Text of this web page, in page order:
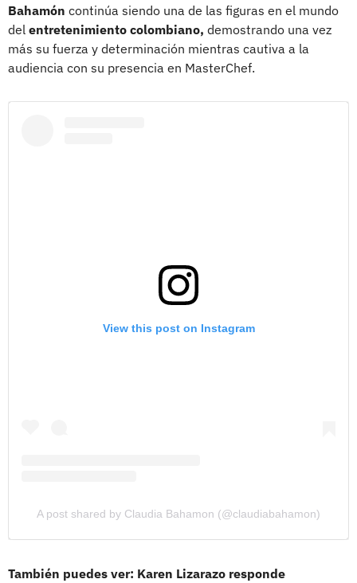
Bahamón continúa siendo una de las figuras en el mundo
del entretenimiento colombiano, demostrando una vez
más su fuerza y determinación mientras cautiva a la
audiencia con su presencia en MasterChef.
View this post on Instagram
A post shared by Claudia Bahamon (@claudiabahamon)
También puedes ver: Karen Lizarazo responde